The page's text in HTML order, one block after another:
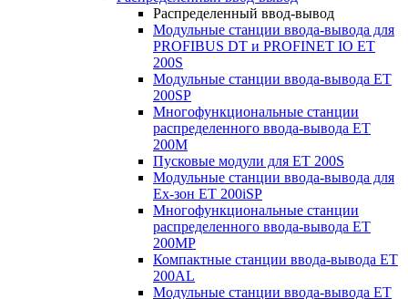
Распределенный ввод-вывод
Модульные станции ввода-вывода для
PROFIBUS DT и PROFINET IO ET
200S
Модульные станции ввода-вывода ET
200SP
Многофункциональные станции
распределенного ввода-вывода ET
200M
Пусковые модули для ET 200S
Модульные станции ввода-вывода для
Ex-зон ET 200iSP
Многофункциональные станции
распределенного ввода-вывода ET
200MP
Компактные станции ввода-вывода ET
200AL
Модульные станции ввода-вывода ET